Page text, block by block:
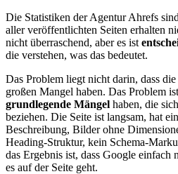
Die Statistiken der Agentur Ahrefs
aller veröffentlichten Seiten erhalten
nicht überraschend, aber es ist
die verstehen, was das bedeutet.
Das Problem liegt nicht darin, dass
großen Mangel haben. Das Problem
grundlegende Mängel haben, die
beziehen. Die Seite ist langsam, hat
Beschreibung, Bilder ohne
Heading-Struktur, kein Schema-
das Ergebnis ist, dass Google einfach
es auf der Seite geht.